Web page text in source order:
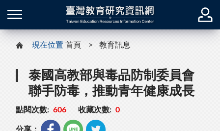
現在位置 首頁 教育訊息
泰國高教部與毒品防制委員會
聯手防毒，推動青年健康成長
點閱次數: 606 收藏次數: 0